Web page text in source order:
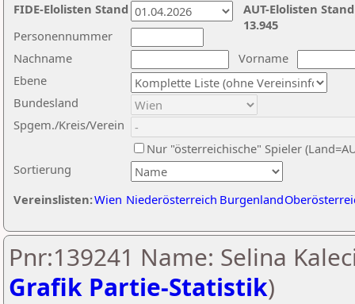
Nachname
Vorname
Ebene
Sortierung
Personennummer
Bundesland
Spgem./Kreis/Verein
Nur "österreichische" Spieler
Vereinslisten:Wien Niederösterreich Burgenland
AUT-Elolisten
13.945
FIDE-Elolisten Stand
Pnr:139241 Name: Selina
Grafik Partie-Statistik)